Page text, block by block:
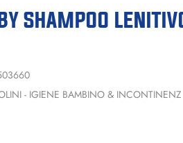
SHAMPOO
- IGIENE BAMBINO & INCONTINENZ